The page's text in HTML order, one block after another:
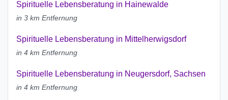
Spirituelle Lebensberatung in Hainewalde
in 3 km Entfernung
Spirituelle Lebensberatung in Mittelherwigsdorf
in 4 km Entfernung
Spirituelle Lebensberatung in Neugersdorf, Sachsen
in 4 km Entfernung